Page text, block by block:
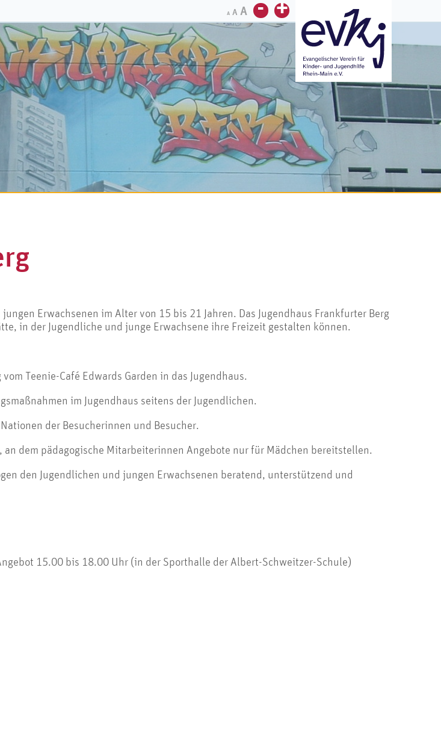
+
-
A A A
Erwachsenen im Alter von 15 bis 21 Jahren. Das Jugendhaus Frankfurter Berg
in der Jugendliche und junge Erwachsene ihre Freizeit gestalten können.
Teenie-Café Edwards Garden in das Jugendhaus.
im Jugendhaus seitens der Jugendlichen.
der Besucherinnen und Besucher.
dem pädagogische Mitarbeiterinnen Angebote nur für Mädchen bereitstellen.
den Jugendlichen und jungen Erwachsenen beratend, unterstützend und
15.00 bis 18.00 Uhr (in der Sporthalle der Albert-Schweitzer-Schule)